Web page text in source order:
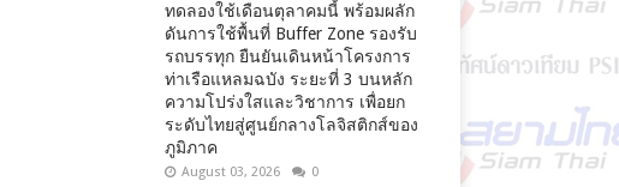
ทดลองใช้เดือนตุลาคมนี้ พร้อมผลัก
ดันการใช้พื้นที่ Buffer Zone รองรับ
รถบรรทุก ยืนยันเดินหน้าโครงการ
ท่าเรือแหลมฉบัง ระยะที่ 3 บนหลัก
ความโปร่งใสและวิชาการ เพื่อยก
ระดับไทยสู่ศูนย์กลางโลจิสติกส์ของ
ภูมิภาค
August 03, 2026 0